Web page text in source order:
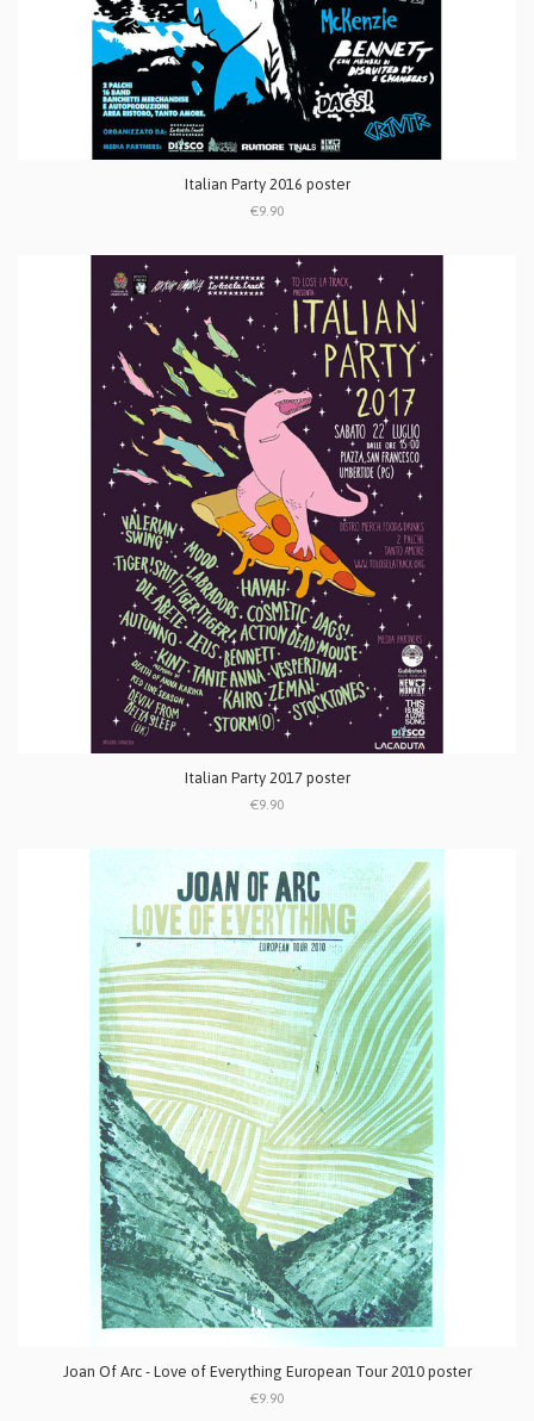
Italian Party 2016 poster
€9.90
Italian Party 2017 poster
€9.90
Joan Of Arc - Love of Everything European Tour 2010 poster
€9.90